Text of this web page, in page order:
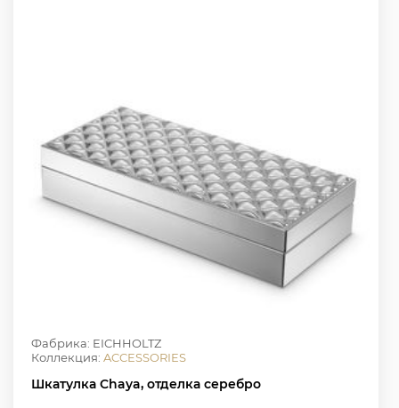
Фабрика: EICHHOLTZ
Коллекция: ACCESSORIES
Шкатулка Chaya, отделка серебро